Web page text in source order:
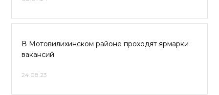
В Мотовилихинском районе проходят ярмарки
вакансий
24.08.23